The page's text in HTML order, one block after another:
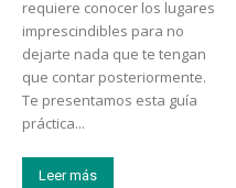
requiere conocer los lugares
imprescindibles para no
dejarte nada que te tengan
que contar posteriormente.
Te presentamos esta guía
práctica...
Leer más